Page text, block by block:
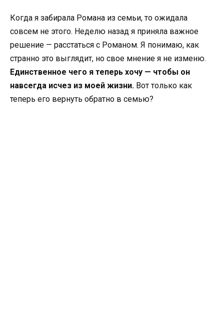
Когда я забирала Романа из семьи, то ожидала
совсем не этого. Неделю назад я приняла важное
решение — расстаться с Романом. Я понимаю, как
странно это выглядит, но свое мнение я не изменю.
Единственное чего я теперь хочу — чтобы он
навсегда исчез из моей жизни. Вот только как
теперь его вернуть обратно в семью?